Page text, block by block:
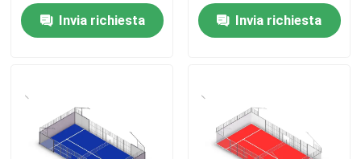
Prodotti
Chi Siamo
alla progettazione
ingegneristica
Invia richiesta
Invia richiesta